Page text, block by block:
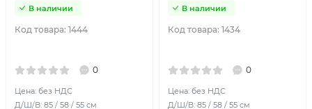
Код товара: 1444
В наличии
0
Цена: без НДС
Д/Ш/В: 85 / 58 / 55 см
Код товара: 1434
В наличии
0
Цена: без НДС
Д/Ш/В: 85 / 58 / 55 см